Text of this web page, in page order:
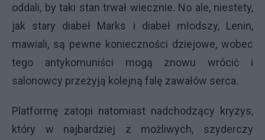
oddali, by taki stan trwał wiecznie. No ale, niestety,
jak stary diabeł Marks i diabeł młodszy, Lenin,
mawiali, są pewne konieczności dziejowe, wobec
tego antykomuniści mogą znowu wrócić i
salonowcy przeżyją kolejną falę zawałów serca.
Platformę zatopi natomiast nadchodzący kryzys,
który w najbardziej z możliwych, szyderczy